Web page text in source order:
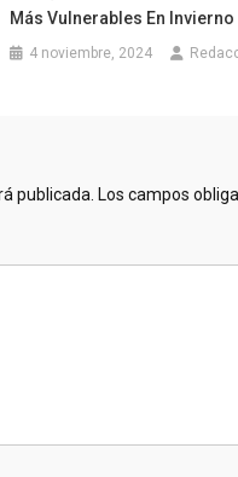
Más Vulnerables En Invierno
4 noviembre, 2024
publicada. Los campos